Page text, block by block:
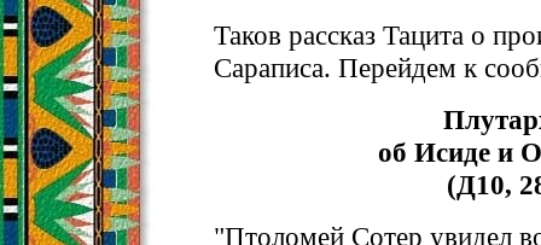
Таков рассказ Тацита о
Сараписа. Перейдем к
об Исиде и
(Д10,
"Птоломей Сотер увидел